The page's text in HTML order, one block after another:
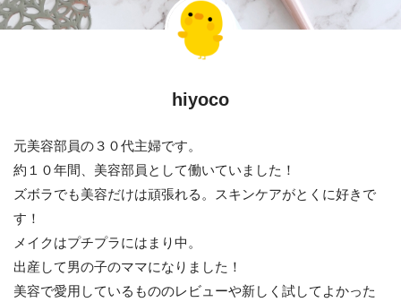
hiyoco
元美容部員の３０代主婦です。
約１０年間、美容部員として働いていました！
ズボラでも美容だけは頑張れる。スキンケアがとくに好きで
す！
メイクはプチプラにはまり中。
出産して男の子のママになりました！
美容で愛用しているもののレビューや新しく試してよかった